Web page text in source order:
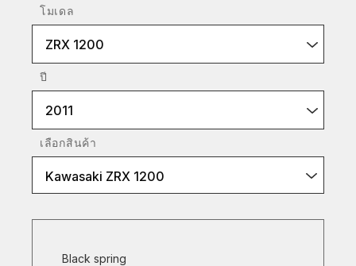
โมเดล
ZRX 1200
ปี
2011
เลือกสินค้า
Kawasaki ZRX 1200
Black spring